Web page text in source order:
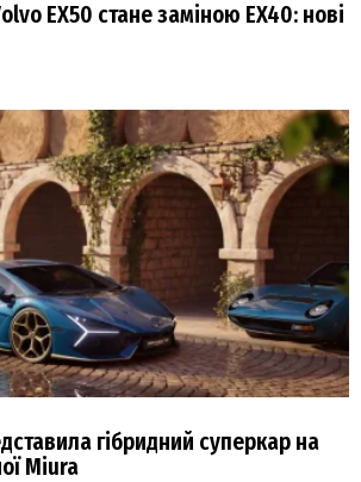
EX50 стане заміною EX40: нові
гібридний суперкар на
Miura